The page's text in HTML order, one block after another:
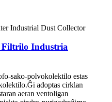
Filtrilo Industria
sako-polvokolektilo estas
adoptas cirklan
aeran ventoligan